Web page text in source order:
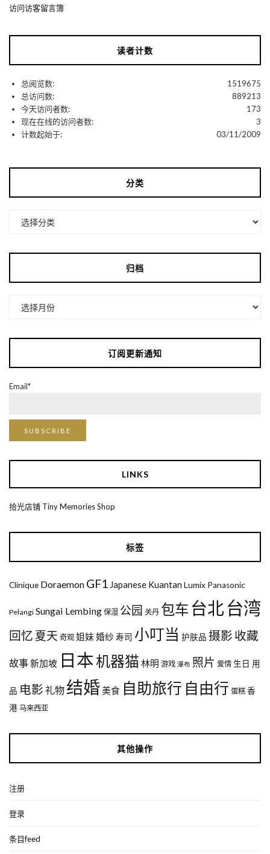
访问访客留言簿
读者计数
1519675
总阅览数:
889213
总访问数:
173
今天访问者数:
3
现在在线的访问者数:
03/11/2009
计数起始于:
分类
归档
订阅更新通知
Email*
LINKS
拾光店铺 Tiny Memories Shop
标签
Clinique Doraemon GF1 Japanese Kuantan Lumix Panasonic
Pelangi Sungai Lembing 保湿 公园 关丹 包车 台北 台湾
回忆 夏天 奇观 姐妹婚纱 寿司 小叮当 护肤品 摄影 收藏
故事新加坡 日本机器猫 林明 游戏 瀑布 照片 爱情 生日 用
品 电影 礼物 结婚美食 自助旅行 自由行 蛋糕 香
港 马来西亚
其他操作
注册
登录
条目feed